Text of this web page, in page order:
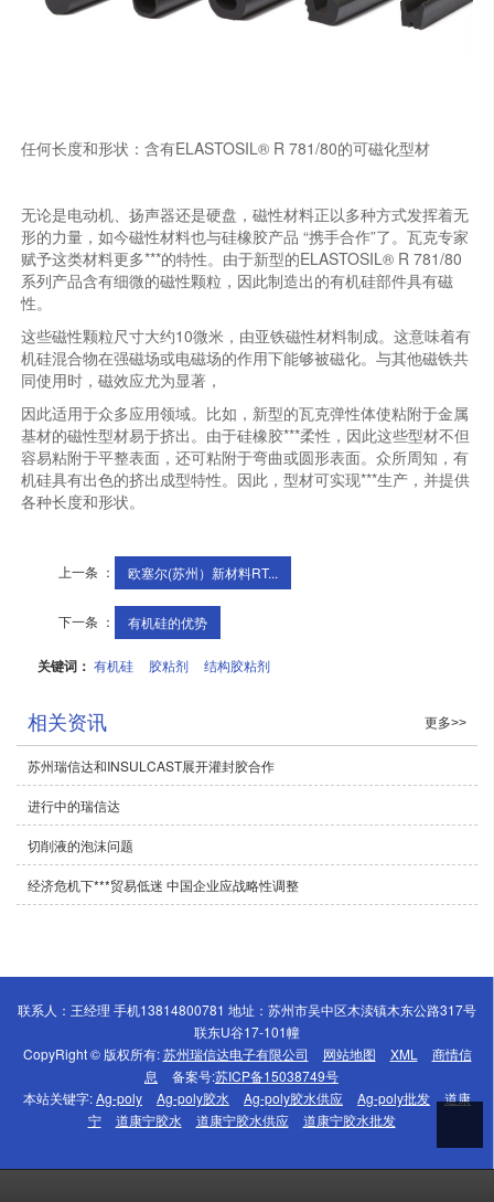
任何长度和形状：含有ELASTOSIL® R 781/80的可磁化型材
无论是电动机、扬声器还是硬盘，磁性材料正以多种方式发挥着无
形的力量，如今磁性材料也与硅橡胶产品 “携手合作”了。瓦克专家
赋予这类材料更多***的特性。由于新型的ELASTOSIL® R 781/80
系列产品含有细微的磁性颗粒，因此制造出的有机硅部件具有磁
性。
这些磁性颗粒尺寸大约10微米，由亚铁磁性材料制成。这意味着有
机硅混合物在强磁场或电磁场的作用下能够被磁化。与其他磁铁共
同使用时，磁效应尤为显著，
因此适用于众多应用领域。比如，新型的瓦克弹性体使粘附于金属
基材的磁性型材易于挤出。由于硅橡胶***柔性，因此这些型材不但
容易粘附于平整表面，还可粘附于弯曲或圆形表面。众所周知，有
机硅具有出色的挤出成型特性。因此，型材可实现***生产，并提供
各种长度和形状。
上一条 ： 欧塞尔(苏州）新材料RT...
下一条 ： 有机硅的优势
关键词：有机硅 胶粘剂 结构胶粘剂
相关资讯 更多>>
苏州瑞信达和INSULCAST展开灌封胶合作
进行中的瑞信达
切削液的泡沫问题
经济危机下***贸易低迷 中国企业应战略性调整
联系人：王经理 手机13814800781 地址：苏州市吴中区木渎镇木东公路317号
联东U谷17-101幢
CopyRight © 版权所有:苏州瑞信达电子有限公司 网站地图 XML
商情信
息
备案号:苏ICP备15038749号
本站关键字:Ag-poly Ag-poly胶水 Ag-poly胶水供应 Ag-poly批发
道康
宁
道康宁胶水 道康宁胶水供应 道康宁胶水批发